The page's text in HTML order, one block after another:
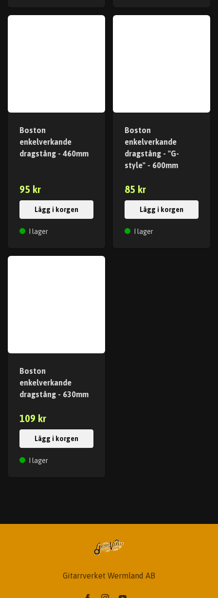
Boston
enkelverkande
dragstång - 460mm
95 kr
Lägg i korgen
I lager
Boston
enkelverkande
dragstång - "G-
style" - 600mm
85 kr
Lägg i korgen
I lager
Boston
enkelverkande
dragstång - 630mm
109 kr
Lägg i korgen
I lager
Gitarrverket Wermland AB